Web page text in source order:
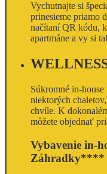
Vychutnajte si
prinesieme priamo
načítaní QR kódu,
apartmáne a vy si
Súkromné in-house
niektorých
chvíle. K
môžete objednať
Vybavenie in-
Záhradky****